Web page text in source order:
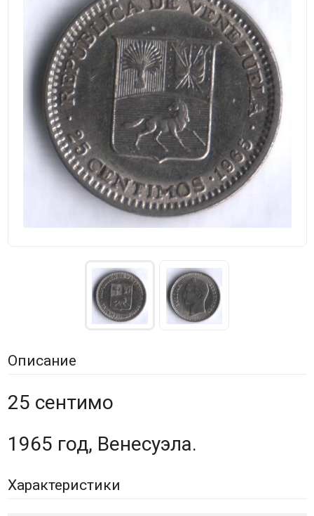
Описание
25 сентимо
1965 год, Венесуэла.
Характеристики